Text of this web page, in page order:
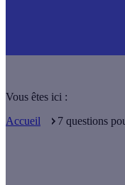
Vous êtes ici :
Accueil
7 questions